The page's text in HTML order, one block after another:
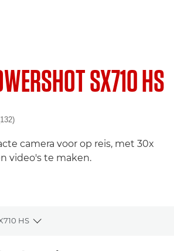
SX710 HS
camera voor op reis, met 30x
video's te maken.
HS
Toggle breadcrumbs